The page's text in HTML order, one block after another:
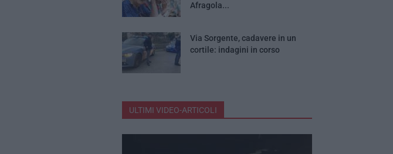
Afragola...
Via Sorgente, cadavere in un
cortile: indagini in corso
ULTIMI VIDEO-ARTICOLI